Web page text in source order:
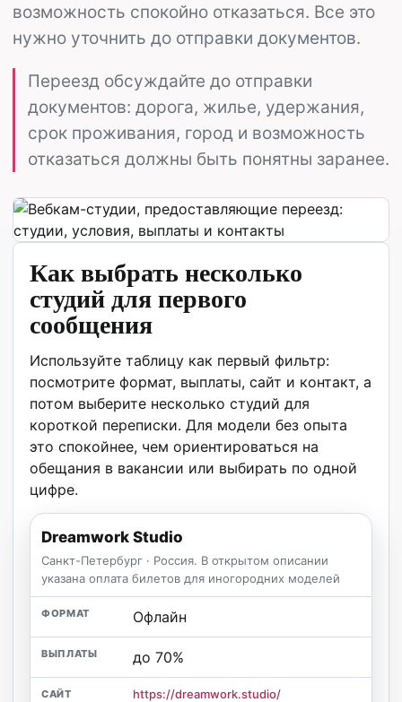
возможность спокойно отказаться. Все это
нужно уточнить до отправки документов.
Переезд обсуждайте до отправки
документов: дорога, жилье, удержания,
срок проживания, город и возможность
отказаться должны быть понятны заранее.
Как выбрать несколько
студий для первого
сообщения
Используйте таблицу как первый фильтр:
посмотрите формат, выплаты, сайт и контакт, а
потом выберите несколько студий для
короткой переписки. Для модели без опыта
это спокойнее, чем ориентироваться на
обещания в вакансии или выбирать по одной
цифре.
Dreamwork Studio
Санкт-Петербург · Россия. В открытом описании
указана оплата билетов для иногородних моделей
Офлайн
до 70%
https://dreamwork.studio/